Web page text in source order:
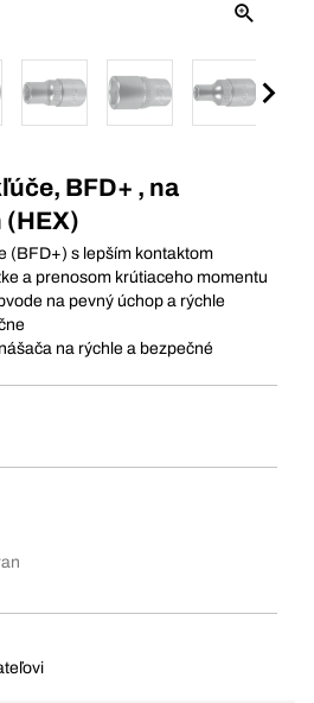
BFD+ , na
(HEX)
(BFD+) s lepším kontaktom
a prenosom krútiaceho momentu
na pevný úchop a rýchle
na rýchle a bezpečné